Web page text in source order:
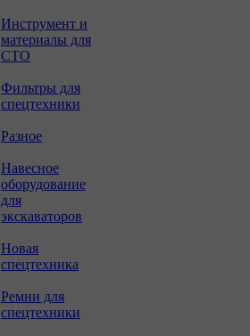
Инструмент и
материалы для
СТО
Фильтры для
спецтехники
Разное
Навесное
оборудование
для
экскаваторов
Новая
спецтехника
Ремни для
спецтехники